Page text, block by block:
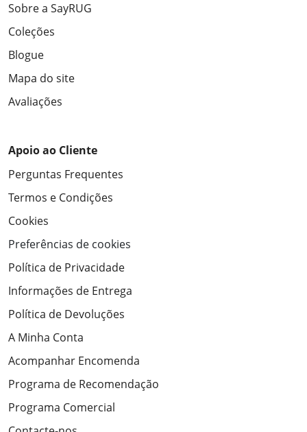
Sobre a SayRUG
Coleções
Blogue
Mapa do site
Avaliações
Apoio ao Cliente
Perguntas Frequentes
Termos e Condições
Cookies
Preferências de cookies
Política de Privacidade
Informações de Entrega
Política de Devoluções
A Minha Conta
Acompanhar Encomenda
Programa de Recomendação
Programa Comercial